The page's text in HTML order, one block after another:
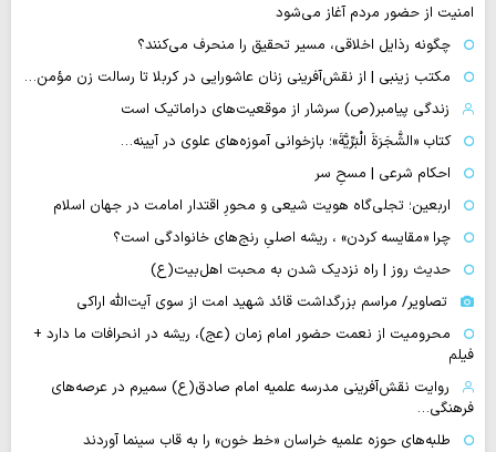
امنیت از حضور مردم آغاز می‌شود
چگونه رذایل اخلاقی، مسیر تحقیق را منحرف می‌کنند؟
مکتب زینبی | از نقش‌آفرینی زنان عاشورایی در کربلا تا رسالت زن مؤمن…
زندگی پیامبر(ص) سرشار از موقعیت‌های دراماتیک است
کتاب «الشَّجَرَةَ الْبَرِّیَّةَ»؛ بازخوانی آموزه‌های علوی در آیینه…
احکام شرعی | مسحِ سر
اربعین؛ تجلی‌گاه هویت شیعی و محورِ اقتدار امامت در جهان اسلام
چرا «مقایسه کردن» ، ریشه اصلیِ رنج‌های خانوادگی است؟
حدیث روز | راه نزدیک شدن به محبت اهل‌بیت(ع)
تصاویر/ مراسم بزرگداشت قائد شهید امت از سوی آیت‌الله اراکی
محرومیت از نعمت حضور امام زمان (عج)، ریشه در انحرافات ما دارد +
فیلم
روایت نقش‌آفرینی مدرسه علمیه امام صادق(ع) سمیرم در عرصه‌های
فرهنگی…
طلبه‌های حوزه علمیه خراسان «خط خون» را به قاب سینما آوردند